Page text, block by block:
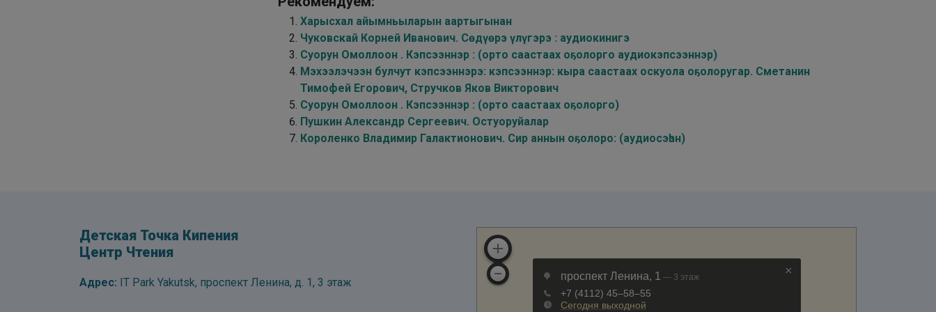
Харысхал айымньыларын аартыгынан
Чуковскай Корней Иванович. Сөдүөрэ үлүгэрэ : аудиокинигэ
Суорун Омоллоон . Кэпсээннэр : (орто саастаах оҕолорго аудиокэпсээннэр)
Мэхээлэчээн булчут кэпсээннэрэ: кэпсээннэр: кыра саастаах оскуола оҕолоругар. Сметанин
Тимофей Егорович, Стручков Яков Викторович
Суорун Омоллоон . Кэпсээннэр : (орто саастаах оҕолорго)
Пушкин Александр Сергеевич. Остуоруйалар
Короленко Владимир Галактионович. Сир аннын оҕолоро: (аудиосэһэн)
Детская Точка Кипения
Центр Чтения
Адрес: IT Park Yakutsk, проспект Ленина, д. 1, 3 этаж